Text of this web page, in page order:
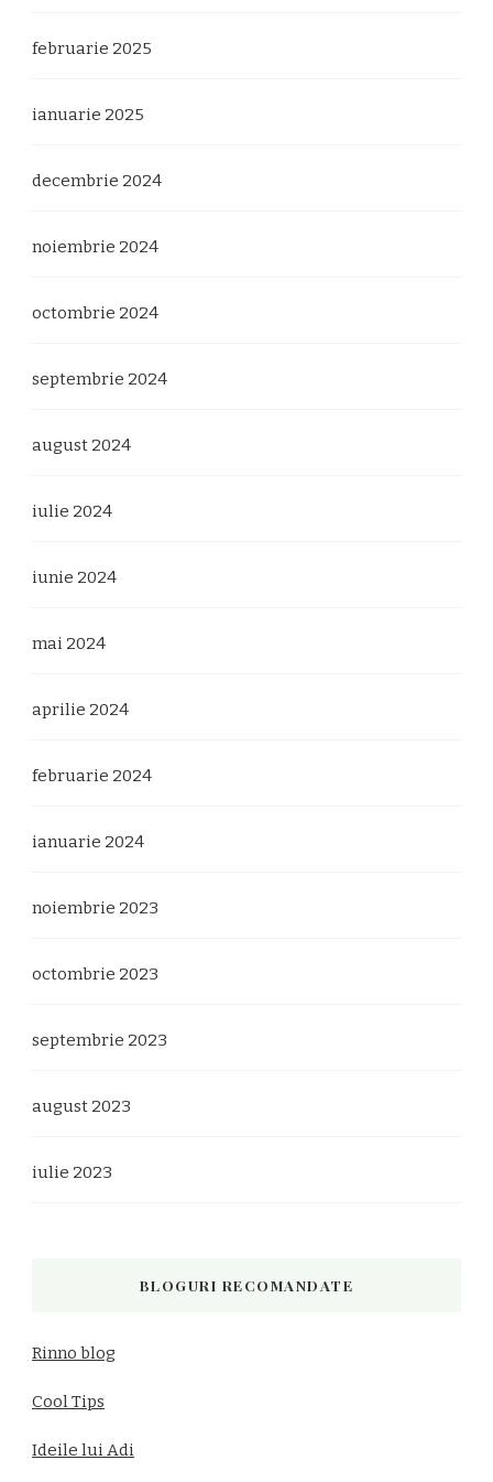
februarie 2025
ianuarie 2025
decembrie 2024
noiembrie 2024
octombrie 2024
septembrie 2024
august 2024
iulie 2024
iunie 2024
mai 2024
aprilie 2024
februarie 2024
ianuarie 2024
noiembrie 2023
octombrie 2023
septembrie 2023
august 2023
iulie 2023
BLOGURI RECOMANDATE
Rinno blog
Cool Tips
Ideile lui Adi